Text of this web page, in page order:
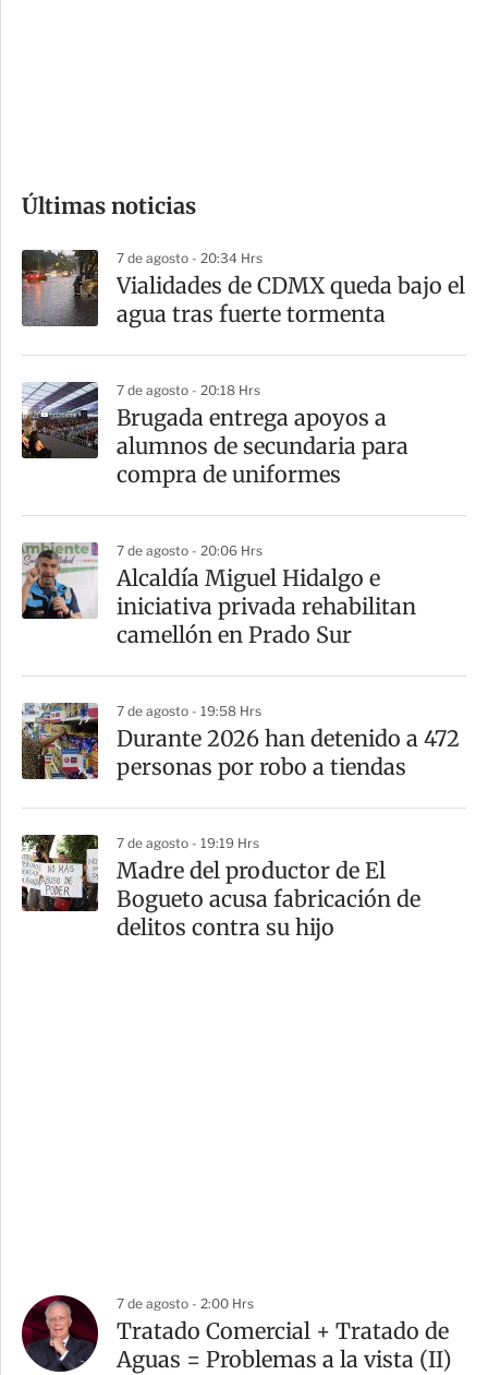
m
a
r
t
r
Últimas noticias
7 de agosto - 20:34 Hrs
Vialidades de CDMX queda bajo el
agua tras fuerte tormenta
7 de agosto - 20:18 Hrs
Brugada entrega apoyos a
alumnos de secundaria para
compra de uniformes
7 de agosto - 20:06 Hrs
Alcaldía Miguel Hidalgo e
iniciativa privada rehabilitan
camellón en Prado Sur
7 de agosto - 19:58 Hrs
Durante 2026 han detenido a 472
personas por robo a tiendas
7 de agosto - 19:19 Hrs
Madre del productor de El
Bogueto acusa fabricación de
delitos contra su hijo
7 de agosto - 2:00 Hrs
Tratado Comercial + Tratado de
Aguas = Problemas a la vista (II)